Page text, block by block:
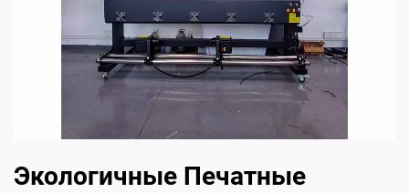
Экологичные Печатные